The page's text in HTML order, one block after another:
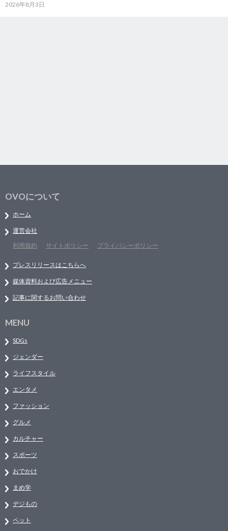
2026年8月3日
OVOについて
ホーム
運営会社
利用規約
サイトポリシー プライバシーポリシー
プレスリリースはこちらへ
媒体資料および広告メニュー
記事に関するお問い合わせ
MENU
SDGs
ジェンダー
ライフスタイル
エンタメ
ファッション
グルメ
カルチャー
スポーツ
おでかけ
まめ学
デジもの
ペット